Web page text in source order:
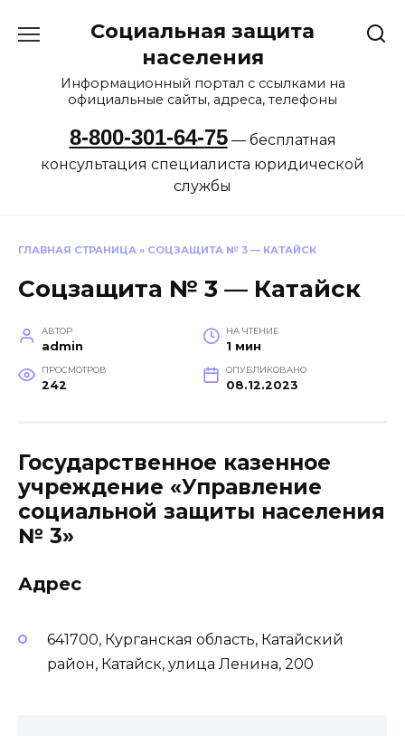
Социальная защита
населения
Информационный портал с ссылками на
официальные сайты, адреса, телефоны
8-800-301-64-75— бесплатная
консультация специалиста юридической
службы
ГЛАВНАЯ СТРАНИЦА » СОЦЗАЩИТА № 3 — КАТАЙСК
Соцзащита № 3 — Катайск
АВТОР
admin
НА ЧТЕНИЕ
1 мин
ПРОСМОТРОВ
242
ОПУБЛИКОВАНО
08.12.2023
Государственное казенное
учреждение «Управление
социальной защиты населения
№ 3»
Адрес
641700, Курганская область, Катайский
район, Катайск, улица Ленина, 200